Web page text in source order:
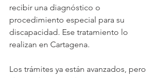
recibir una diagnóstico o
procedimiento especial para su
discapacidad. Ese tratamiento lo
realizan en Cartagena.
Los trámites ya están avanzados, pero